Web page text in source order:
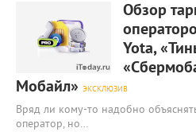
Обзор
Yota,
Мобайл» ЭКСКЛЮЗИВ
Вряд ли кому-то надобно
оператор, но…